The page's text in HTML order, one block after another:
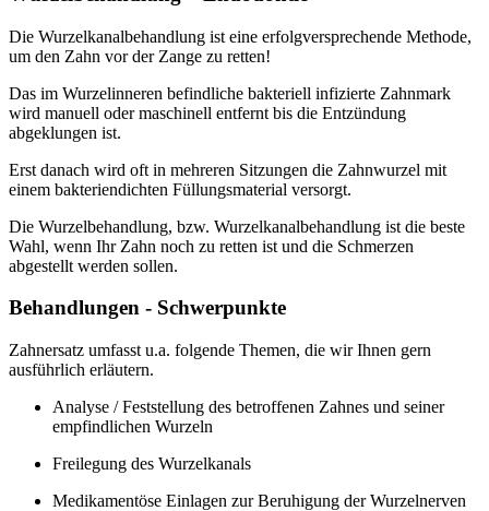
Die Wurzelkanalbehandlung ist eine erfolgversprechende Methode,
um den Zahn vor der Zange zu retten!
Das im Wurzelinneren befindliche bakteriell infizierte Zahnmark
wird manuell oder maschinell entfernt bis die Entzündung
abgeklungen ist.
Erst danach wird oft in mehreren Sitzungen die Zahnwurzel mit
einem bakteriendichten Füllungsmaterial versorgt.
Die Wurzelbehandlung, bzw. Wurzelkanalbehandlung ist die beste
Wahl, wenn Ihr Zahn noch zu retten ist und die Schmerzen
abgestellt werden sollen.
Behandlungen - Schwerpunkte
Zahnersatz umfasst u.a. folgende Themen, die wir Ihnen gern
ausführlich erläutern.
Analyse / Feststellung des betroffenen Zahnes und seiner
empfindlichen Wurzeln
Freilegung des Wurzelkanals
Medikamentöse Einlagen zur Beruhigung der Wurzelnerven